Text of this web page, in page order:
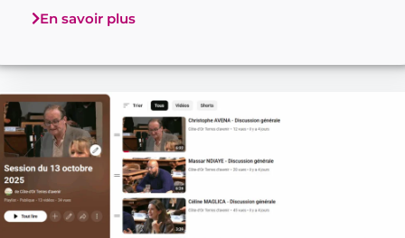
En savoir plus